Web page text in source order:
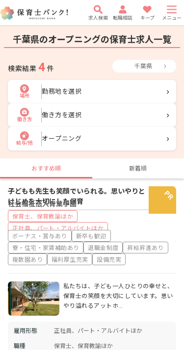
求人検索 転職相談 キープ メニュー
千葉県のオープニングの保育士求人一覧
検索結果 4 件 千葉県
場所
勤務地を選択
働き方
働き方を選択
給与/他
オープニング
おすすめ順 新着順
社会福祉法人青葉学園
保育士、保育教諭ほか
正社員、パート・アルバイトほか
子どもも先生も笑顔でいられる。思いやりと
けじめを大切にした保育
ボーナス・賞与あり
新卒も歓迎
寮・住宅・家賃補助あり
退職金制度
昇給昇進あり
複数園あり
福利厚生充実 設備充実
私たちは、子ども一人ひとりの幸せと、
保育士の笑顔を大切にしています。思い
やり溢れるアットホ…
雇用形態 正社員、パート・アルバイトほか
職種 保育士、保育教諭ほか